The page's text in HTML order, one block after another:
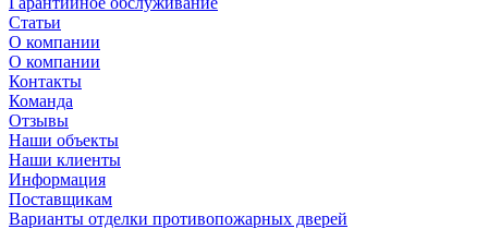
Статьи
О компании
О компании
Контакты
Команда
Отзывы
Наши объекты
Наши клиенты
Информация
Поставщикам
Варианты отделки противопожарных дверей